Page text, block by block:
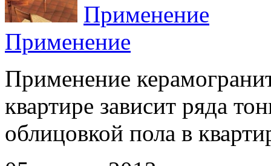
Применение
Применение
Применение
квартире зависит ряда
облицовкой пола в